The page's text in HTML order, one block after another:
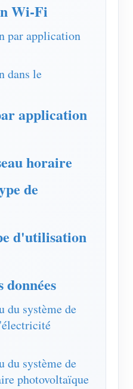
de simulation énergétique
système solaire PV
électrique
chauffage PV
d’usine
produit
Wi-Fi
par application
dans le
application
horaire
de
d'utilisation
données
du système de
du système de
photovoltaïque